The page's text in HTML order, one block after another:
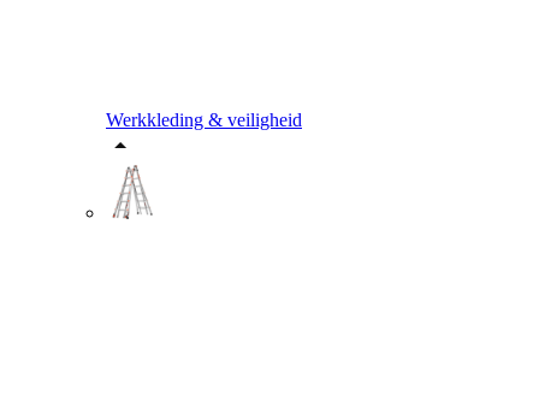
Werkkleding & veiligheid